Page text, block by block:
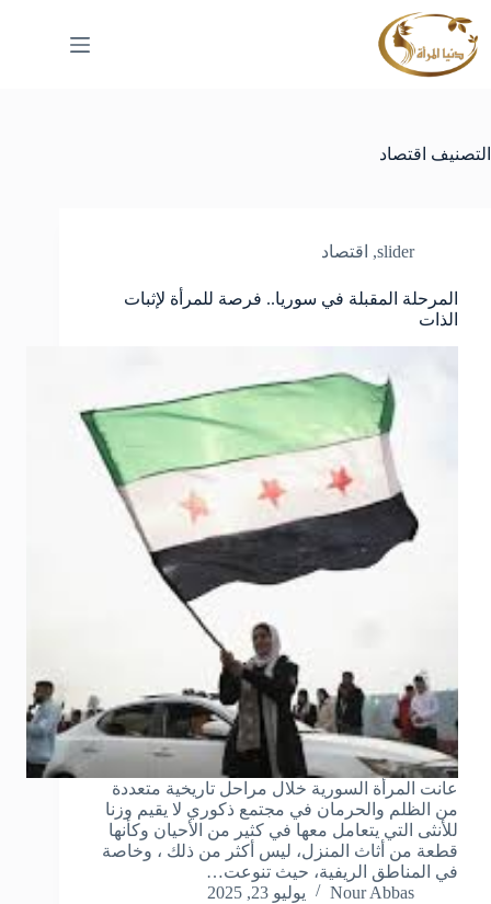
إلى
المحتوى
التصنيف اقتصاد
slider
, اقتصاد
المرحلة المقبلة في سوريا.. فرصة للمرأة لإثبات
الذات
عانت المرأة السورية خلال مراحل تاريخية متعددة
من الظلم والحرمان في مجتمع ذكوري لا يقيم وزنا
للأنثى التي يتعامل معها في كثير من الأحيان وكأنها
قطعة من أثاث المنزل، ليس أكثر من ذلك ، وخاصة
في المناطق الريفية، حيث تنوعت…
Nour Abbas
يوليو 23, 2025